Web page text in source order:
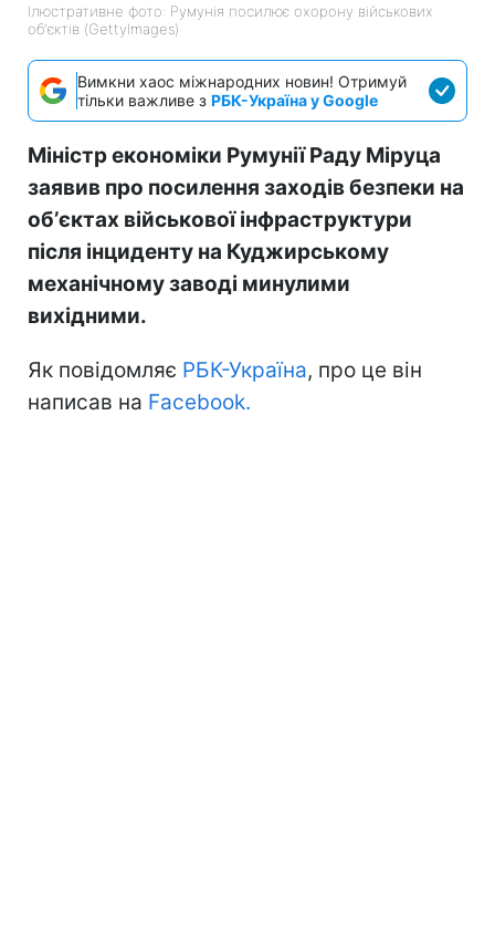
Ілюстративне фото: Румунія посилює охорону військових
обʼєктів (GettyImages)
Вимкни хаос міжнародних новин! Отримуй
тільки важливе з РБК-Україна у Google
Міністр економіки Румунії Раду Міруца
заявив про посилення заходів безпеки на
обʼєктах військової інфраструктури
після інциденту на Куджирському
механічному заводі минулими
вихідними.
Як повідомляє РБК-Україна, про це він
написав на Facebook.